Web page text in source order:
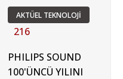
AKTÜEL TEKNOLOJİ
216
PHILIPS SOUND
100'ÜNCÜ YILINI